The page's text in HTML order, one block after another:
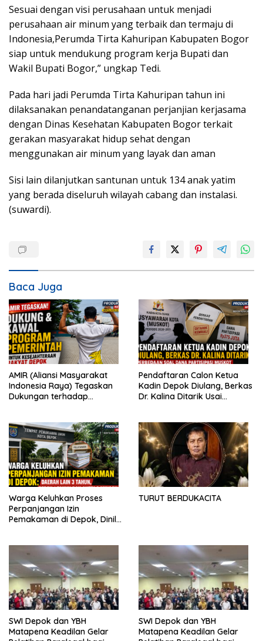
Sesuai dengan visi perusahaan untuk menjadi
perusahaan air minum yang terbaik dan termaju di
Indonesia,Perumda Tirta Kahuripan Kabupaten Bogor
siap untuk mendukung program kerja Bupati dan
Wakil Bupati Bogor,” ungkap Tedi.
Pada hari jadi Perumda Tirta Kahuripan tahun ini
dilaksanakan penandatanganan perjanjian kerjasama
dengan Dinas Kesehatan Kabupaten Bogor terkait
gerakan masyarakat hidup sehat dengan
menggunakan air minum yang layak dan aman
Sisi lain dilanjutkan santunan untuk 134 anak yatim
yang berada diseluruh wilayah cabang dan instalasi.
(suwardi).
Baca Juga
AMIR (Aliansi Masyarakat
Indonesia Raya) Tegaskan
Dukungan terhadap
Pendaftaran Calon Ketua
Kadin Depok Diulang, Berkas
Dr. Kalina Ditarik Usai
Warga Keluhkan Proses
Perpanjangan Izin
Pemakaman di Depok, Dinilai
TURUT BERDUKACITA
SWI Depok dan YBH
Matapena Keadilan Gelar
SWI Depok dan YBH
Matapena Keadilan Gelar